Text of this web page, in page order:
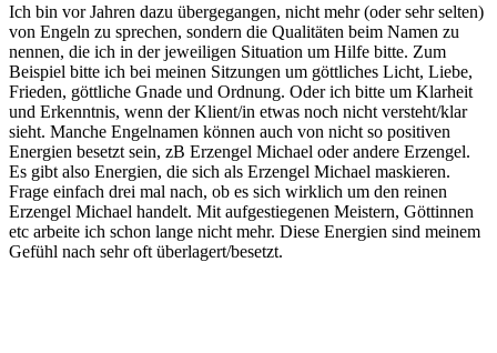
Ich bin vor Jahren dazu übergegangen, nicht mehr (oder sehr selten)
von Engeln zu sprechen, sondern die Qualitäten beim Namen zu
nennen, die ich in der jeweiligen Situation um Hilfe bitte. Zum
Beispiel bitte ich bei meinen Sitzungen um göttliches Licht, Liebe,
Frieden, göttliche Gnade und Ordnung. Oder ich bitte um Klarheit
und Erkenntnis, wenn der Klient/in etwas noch nicht versteht/klar
sieht. Manche Engelnamen können auch von nicht so positiven
Energien besetzt sein, zB Erzengel Michael oder andere Erzengel.
Es gibt also Energien, die sich als Erzengel Michael maskieren.
Frage einfach drei mal nach, ob es sich wirklich um den reinen
Erzengel Michael handelt. Mit aufgestiegenen Meistern, Göttinnen
etc arbeite ich schon lange nicht mehr. Diese Energien sind meinem
Gefühl nach sehr oft überlagert/besetzt.